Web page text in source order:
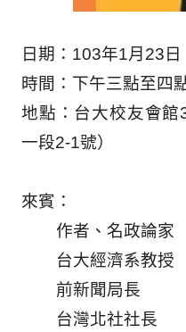
日期： 103年1月 23 日
時間：下午三點至四
地點：台大校友會館
一段2-1號）
來賓：
作者、名政
台大經濟系
前新聞局
台灣北社